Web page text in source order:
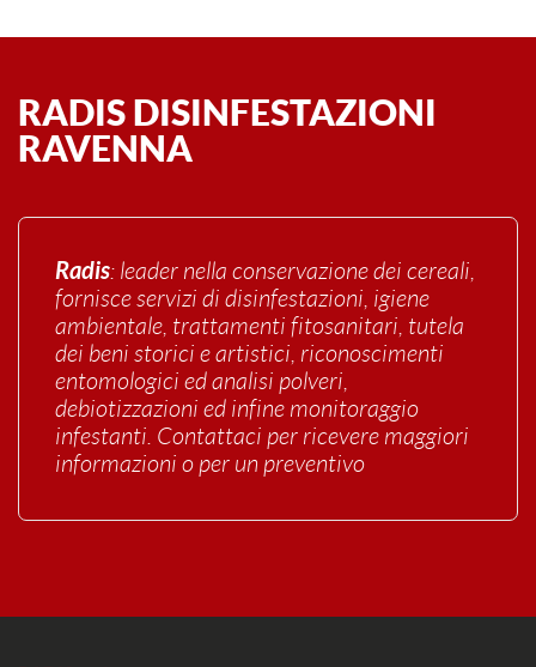
RADIS DISINFESTAZIONI
RAVENNA
Radis: leader nella conservazione dei cereali,
fornisce servizi di disinfestazioni, igiene
ambientale, trattamenti fitosanitari, tutela
dei beni storici e artistici, riconoscimenti
entomologici ed analisi polveri,
debiotizzazioni ed infine monitoraggio
infestanti. Contattaci per ricevere maggiori
informazioni o per un preventivo